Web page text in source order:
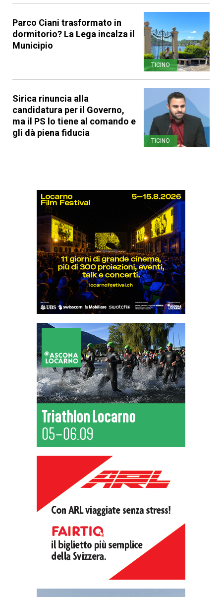
Parco Ciani trasformato in
dormitorio? La Lega incalza il
Municipio
TICINO
Sirica rinuncia alla
candidatura per il Governo,
ma il PS lo tiene al comando e
gli dà piena fiducia
TICINO